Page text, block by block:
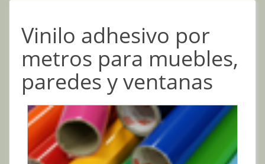
Vinilo adhesivo por
metros para muebles,
paredes y ventanas